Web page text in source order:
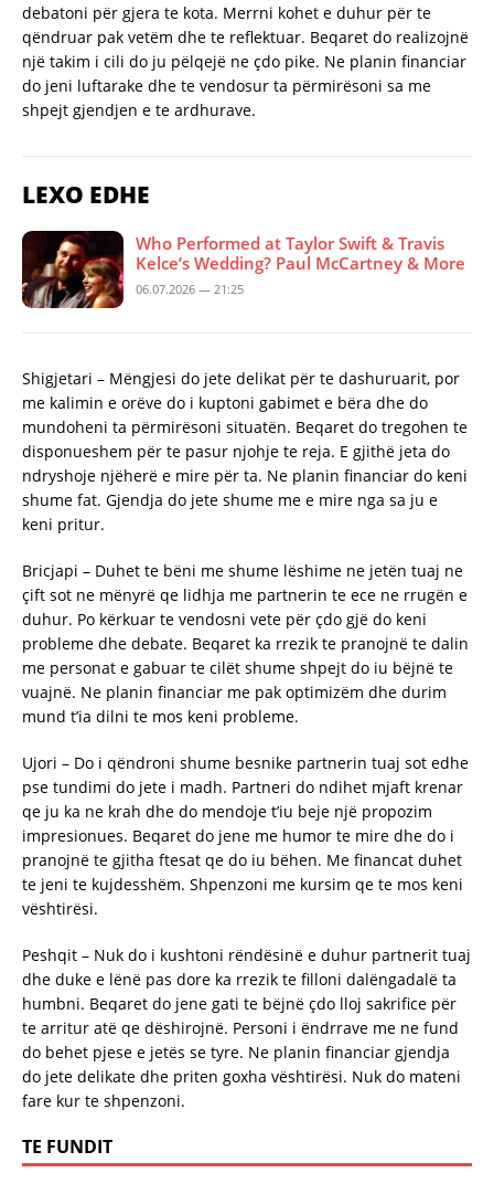
debatoni për gjera te kota. Merrni kohet e duhur për te
qëndruar pak vetëm dhe te reflektuar. Beqaret do realizojnë
një takim i cili do ju pëlqejë ne çdo pike. Ne planin financiar
do jeni luftarake dhe te vendosur ta përmirësoni sa me
shpejt gjendjen e te ardhurave.
LEXO EDHE
Who Performed at Taylor Swift & Travis
Kelce’s Wedding? Paul McCartney & More
06.07.2026 — 21:25
Shigjetari – Mëngjesi do jete delikat për te dashuruarit, por
me kalimin e orëve do i kuptoni gabimet e bëra dhe do
mundoheni ta përmirësoni situatën. Beqaret do tregohen te
disponueshem për te pasur njohje te reja. E gjithë jeta do
ndryshoje njëherë e mire për ta. Ne planin financiar do keni
shume fat. Gjendja do jete shume me e mire nga sa ju e
keni pritur.
Bricjapi – Duhet te bëni me shume lëshime ne jetën tuaj ne
çift sot ne mënyrë qe lidhja me partnerin te ece ne rrugën e
duhur. Po kërkuar te vendosni vete për çdo gjë do keni
probleme dhe debate. Beqaret ka rrezik te pranojnë te dalin
me personat e gabuar te cilët shume shpejt do iu bëjnë te
vuajnë. Ne planin financiar me pak optimizëm dhe durim
mund t’ia dilni te mos keni probleme.
Ujori – Do i qëndroni shume besnike partnerin tuaj sot edhe
pse tundimi do jete i madh. Partneri do ndihet mjaft krenar
qe ju ka ne krah dhe do mendoje t’iu beje një propozim
impresionues. Beqaret do jene me humor te mire dhe do i
pranojnë te gjitha ftesat qe do iu bëhen. Me financat duhet
te jeni te kujdesshëm. Shpenzoni me kursim qe te mos keni
vështirësi.
Peshqit – Nuk do i kushtoni rëndësinë e duhur partnerit tuaj
dhe duke e lënë pas dore ka rrezik te filloni dalëngadalë ta
humbni. Beqaret do jene gati te bëjnë çdo lloj sakrifice për
te arritur atë qe dëshirojnë. Personi i ëndrrave me ne fund
do behet pjese e jetës se tyre. Ne planin financiar gjendja
do jete delikate dhe priten goxha vështirësi. Nuk do mateni
fare kur te shpenzoni.
TE FUNDIT